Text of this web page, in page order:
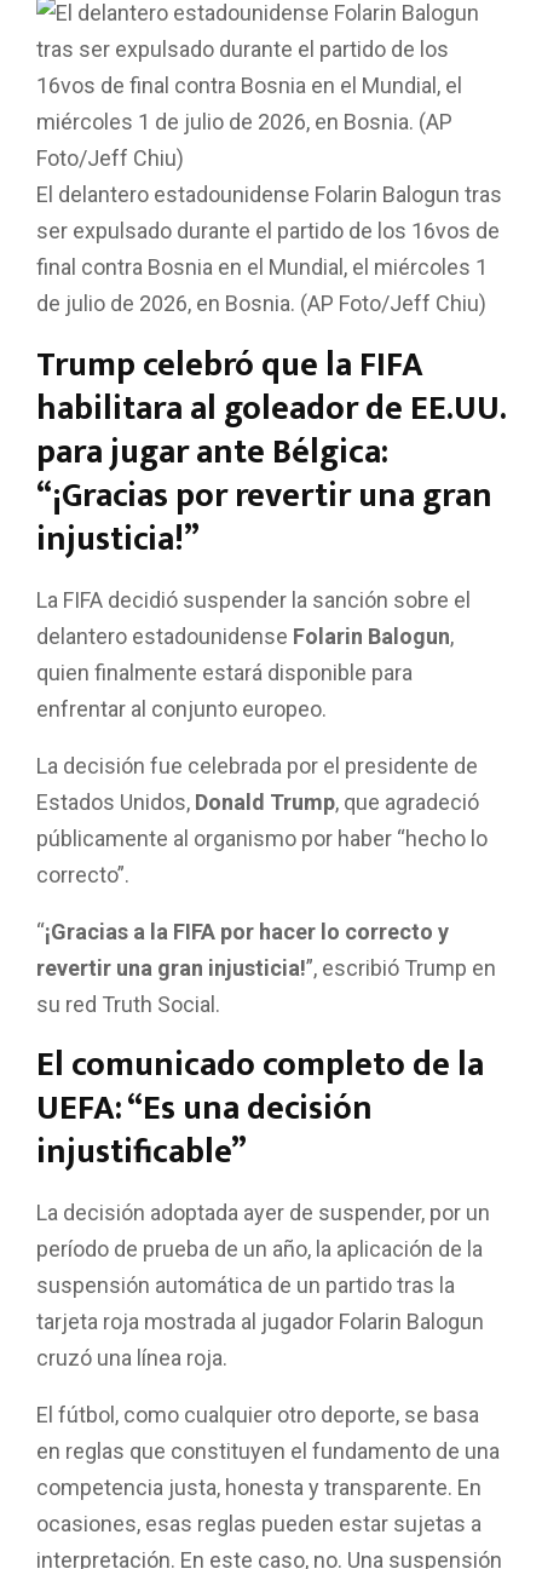
El delantero estadounidense Folarin Balogun tras
ser expulsado durante el partido de los 16vos de
final contra Bosnia en el Mundial, el miércoles 1
de julio de 2026, en Bosnia. (AP Foto/Jeff Chiu)
Trump celebró que la FIFA
habilitara al goleador de EE.UU.
para jugar ante Bélgica:
“¡Gracias por revertir una gran
injusticia!”
La FIFA decidió suspender la sanción sobre el
delantero estadounidense Folarin Balogun,
quien finalmente estará disponible para
enfrentar al conjunto europeo.
La decisión fue celebrada por el presidente de
Estados Unidos, Donald Trump, que agradeció
públicamente al organismo por haber “hecho lo
correcto”.
“¡Gracias a la FIFA por hacer lo correcto y
revertir una gran injusticia!”, escribió Trump en
su red Truth Social.
El comunicado completo de la
UEFA: “Es una decisión
injustificable”
La decisión adoptada ayer de suspender, por un
período de prueba de un año, la aplicación de la
suspensión automática de un partido tras la
tarjeta roja mostrada al jugador Folarin Balogun
cruzó una línea roja.
El fútbol, como cualquier otro deporte, se basa
en reglas que constituyen el fundamento de una
competencia justa, honesta y transparente. En
ocasiones, esas reglas pueden estar sujetas a
interpretación. En este caso, no. Una suspensión